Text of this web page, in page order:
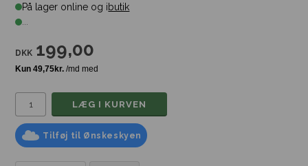
På lager online og ibutik
...
DKK 199,00
Tilføj til Ønskeskyen